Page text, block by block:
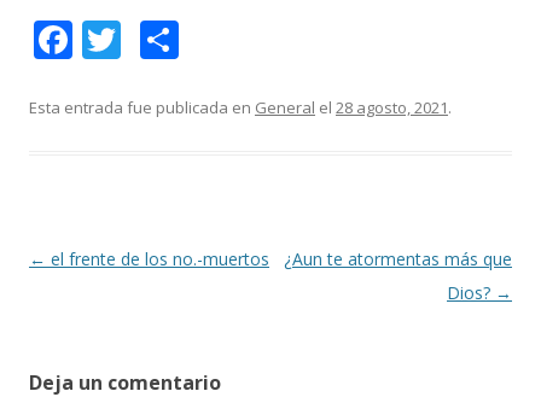
F
e
k
T
itt m
r
Esta entrada fue publicada en General el 28 agosto, 2021.
Navegación
← el frente de los no.-muertos
¿Aun te atormentas más que
Dios? →
Deja un comentario